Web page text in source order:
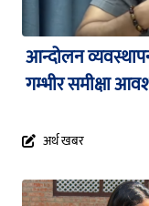
आन्दोलन
गम्भीर समीक्षा
अर्थ खबर